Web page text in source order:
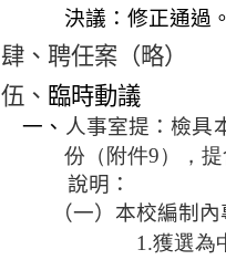
決議：修正通過。
肆、聘任案（略）
伍、 臨時動議
一、 人事室提：檢具
份（附件9），提
說明：
（一）本校編制
1.獲選為